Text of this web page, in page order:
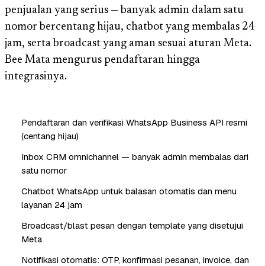
penjualan yang serius — banyak admin dalam satu
nomor bercentang hijau, chatbot yang membalas 24
jam, serta broadcast yang aman sesuai aturan Meta.
Bee Mata mengurus pendaftaran hingga
integrasinya.
Pendaftaran dan verifikasi WhatsApp Business API resmi
(centang hijau)
Inbox CRM omnichannel — banyak admin membalas dari
satu nomor
Chatbot WhatsApp untuk balasan otomatis dan menu
layanan 24 jam
Broadcast/blast pesan dengan template yang disetujui
Meta
Notifikasi otomatis: OTP, konfirmasi pesanan, invoice, dan